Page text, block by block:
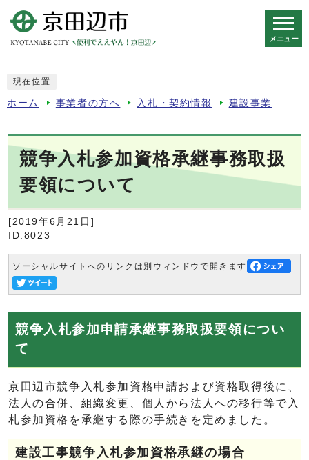
メニュー
現在位置
ホーム 事業者の方へ 入札・契約情報 建設事業
競争入札参加資格承継事務取扱
要領について
[2019年6月21日]
ID:8023
ソーシャルサイトへのリンクは別ウィンドウで開きます
競争入札参加申請承継事務取扱要領につい
て
京田辺市競争入札参加資格申請および資格取得後に、
法人の合併、組織変更、個人から法人への移行等で入
札参加資格を承継する際の手続きを定めました。
建設工事競争入札参加資格承継の場合